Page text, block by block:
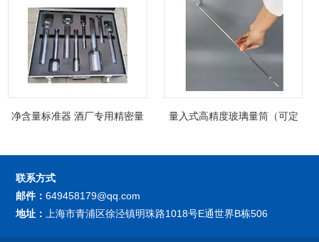
净含量标准器 酒厂专用精密量
量入式高精度玻璃量筒（可定
联系方式
邮件：649458179@qq.com
地址：
上海市青浦区徐泾镇明珠路1018号E通世界B栋506